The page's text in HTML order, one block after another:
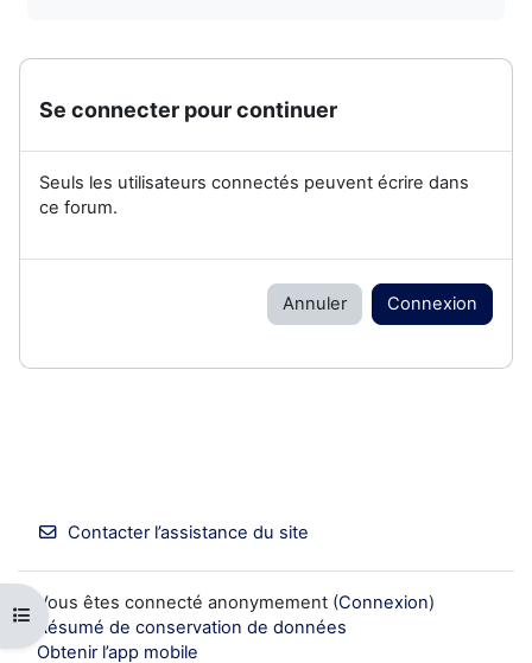
Ouvrir l’index du cours
Se connecter pour continuer
Seuls les utilisateurs connectés peuvent écrire dans
ce forum.
Annuler Connexion
Contacter l’assistance du site
Vous êtes connecté anonymement (Connexion)
Résumé de conservation de données
Obtenir l’app mobile